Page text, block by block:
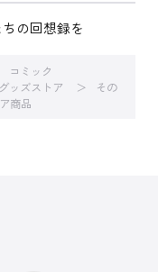
の回想録を
コミック
ッズストア
その
商品